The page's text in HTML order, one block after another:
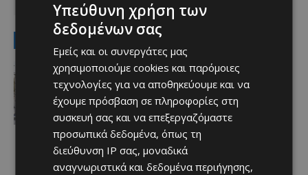
ΡΟΥΜΠΕΝ ΓΚΑΡΘΙΑ
LATEST NEWS
Ειδήσεις
ΚΕΡΑΙΕΣ ΣΤΙΣ ΒΡΕΤΑΝΙΚΕΣ ΒΑΣΕΙΣ –
Terra Cypria και BirdLife
συμμερίζονται τις ανησυχίες: «Κάθε
νέα ανάπτυξη απαιτεί ιδιαίτερη
προσοχή»
Υπεύθυνη χρήση των
δεδομένων σας
Εμείς και οι συνεργάτες μας
χρησιμοποιούμε cookies και παρόμοιες
τεχνολογίες για να αποθηκεύουμε και να
έχουμε πρόσβαση σε πληροφορίες στη
συσκευή σας και να επεξεργαζόμαστε
προσωπικά δεδομένα, όπως τη
διεύθυνση IP σας, μοναδικά
αναγνωριστικά και δεδομένα περιήγησης,